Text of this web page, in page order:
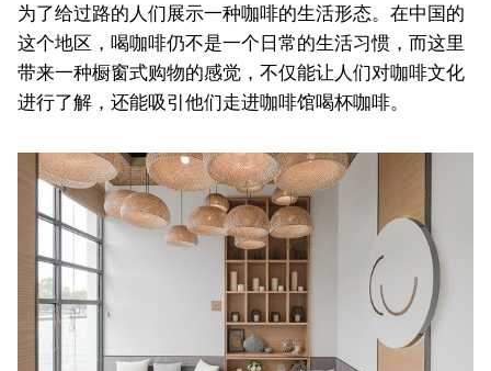
为了给过路的人们展示一种咖啡的生活形态。在中国的
这个地区，喝咖啡仍不是一个日常的生活习惯，而这里
带来一种橱窗式购物的感觉，不仅能让人们对咖啡文化
进行了解，还能吸引他们走进咖啡馆喝杯咖啡。